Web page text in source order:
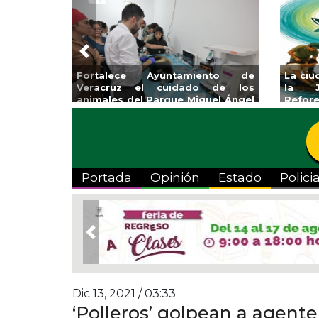
Gobierno Municipal Expo
Regreso a Clases
Reabrirá
Alberca
Centro
Previous
Portada Opinión Estado
Previous
Dic 13, 2021 / 03:33
‘Polleros’ golpean a